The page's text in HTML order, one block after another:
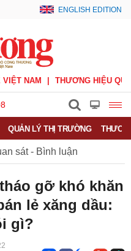
ENGLISH EDITION
VIỆT NAM THƯƠNG HIỆU
QUẢN LÝ THỊ TRƯỜNG
sát - Bình luận
vấn - Đối thoại
gỡ khó khăn
lẻ xăng dầu:
gì?